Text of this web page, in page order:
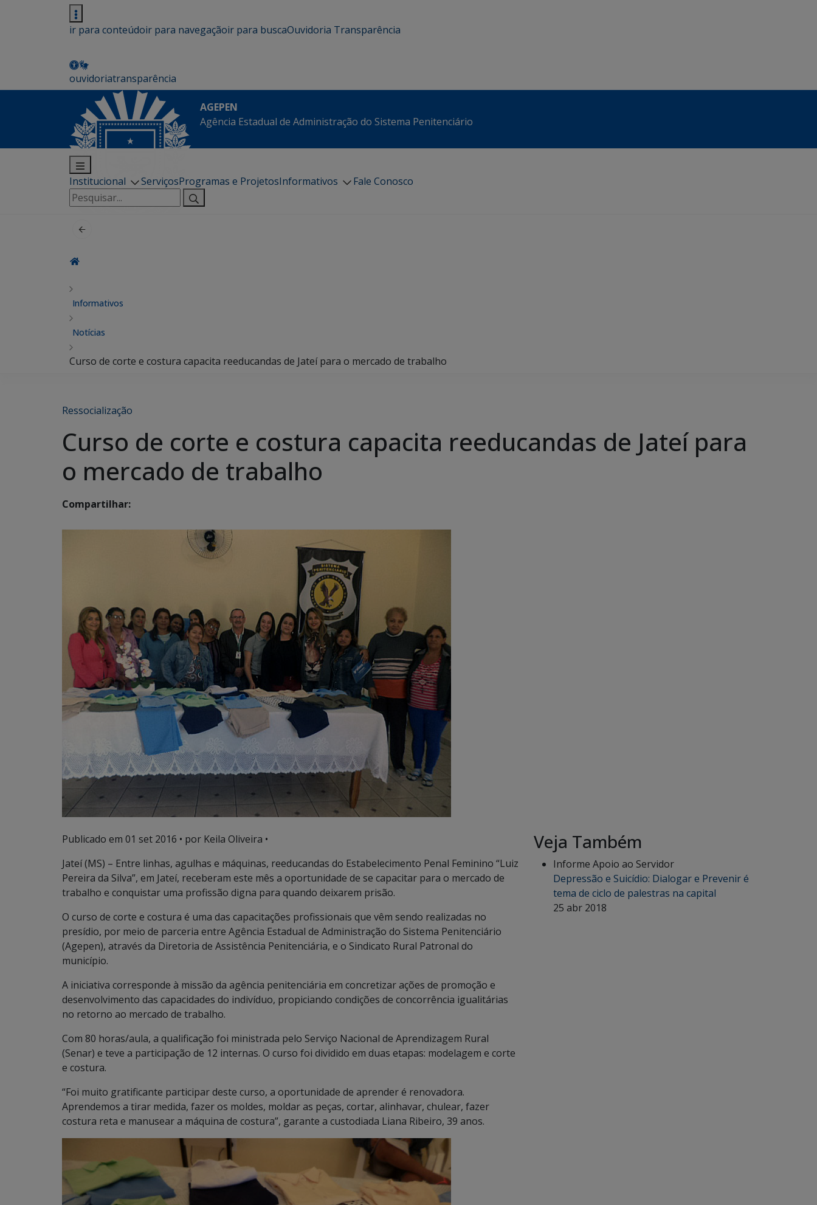
ir para conteúdoir para navegaçãoir para buscaOuvidoria Transparência
ouvidoriatransparência
AGEPEN
Agência Estadual de Administração do Sistema Penitenciário
Institucional ServiçosProgramas e ProjetosInformativos
Fale Conosco
Pesquisar
por:
Informativos
Notícias
Curso de corte e costura capacita reeducandas de Jateí para o mercado de trabalho
Ressocialização
Curso de corte e costura capacita reeducandas de Jateí para
o mercado de trabalho
Compartilhar:
Publicado em 01 set 2016 • por Keila Oliveira •
Jateí (MS) – Entre linhas, agulhas e máquinas, reeducandas do Estabelecimento Penal Feminino “Luiz
Pereira da Silva”, em Jateí, receberam este mês a oportunidade de se capacitar para o mercado de
trabalho e conquistar uma profissão digna para quando deixarem prisão.
O curso de corte e costura é uma das capacitações profissionais que vêm sendo realizadas no
presídio, por meio de parceria entre Agência Estadual de Administração do Sistema Penitenciário
(Agepen), através da Diretoria de Assistência Penitenciária, e o Sindicato Rural Patronal do
município.
A iniciativa corresponde à missão da agência penitenciária em concretizar ações de promoção e
desenvolvimento das capacidades do indivíduo, propiciando condições de concorrência igualitárias
no retorno ao mercado de trabalho.
Com 80 horas/aula, a qualificação foi ministrada pelo Serviço Nacional de Aprendizagem Rural
(Senar) e teve a participação de 12 internas. O curso foi dividido em duas etapas: modelagem e corte
e costura.
“Foi muito gratificante participar deste curso, a oportunidade de aprender é renovadora.
Aprendemos a tirar medida, fazer os moldes, moldar as peças, cortar, alinhavar, chulear, fazer
costura reta e manusear a máquina de costura”, garante a custodiada Liana Ribeiro, 39 anos.
Veja Também
Informe Apoio ao Servidor
Depressão e Suicídio: Dialogar e Prevenir é
tema de ciclo de palestras na capital
25 abr 2018